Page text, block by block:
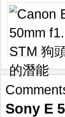
Sony E